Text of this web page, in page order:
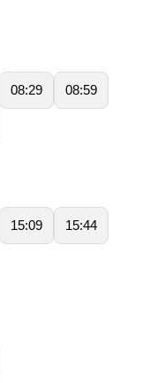
08:29 08:59
15:09 15:44